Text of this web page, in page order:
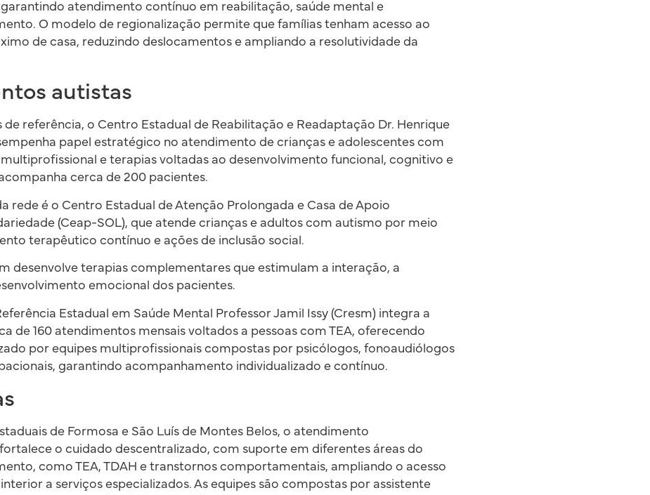
atendimento contínuo em reabilitação, saúde mental e
O modelo de regionalização permite que famílias tenham acesso ao
de casa, reduzindo deslocamentos e ampliando a resolutividade da
autistas
de referência, o Centro Estadual de Reabilitação e Readaptação Dr. Henrique
papel estratégico no atendimento de crianças e adolescentes com
e terapias voltadas ao desenvolvimento funcional, cognitivo e
cerca de 200 pacientes.
rede é o Centro Estadual de Atenção Prolongada e Casa de Apoio
(Ceap-SOL), que atende crianças e adultos com autismo por meio
terapêutico contínuo e ações de inclusão social.
desenvolve terapias complementares que estimulam a interação, a
emocional dos pacientes.
Estadual em Saúde Mental Professor Jamil Issy (Cresm) integra a
de 160 atendimentos mensais voltados a pessoas com TEA, oferecendo
por equipes multiprofissionais compostas por psicólogos, fonoaudiólogos
garantindo acompanhamento individualizado e contínuo.
de Formosa e São Luís de Montes Belos, o atendimento
o cuidado descentralizado, com suporte em diferentes áreas do
como TEA, TDAH e transtornos comportamentais, ampliando o acesso
a serviços especializados. As equipes são compostas por assistente